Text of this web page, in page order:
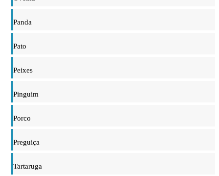
Panda
Pato
Peixes
Pinguim
Porco
Preguiça
Tartaruga